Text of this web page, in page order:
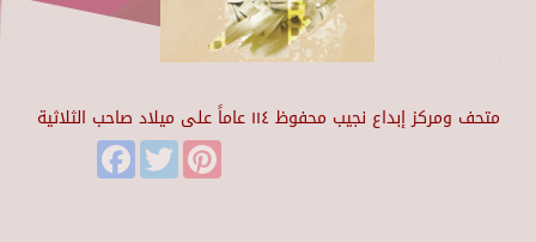
متحف ومركز إبداع نجيب محفوظ ١١٤ عاماً على ميلاد صاحب الثلاثية
FacebookTwitter